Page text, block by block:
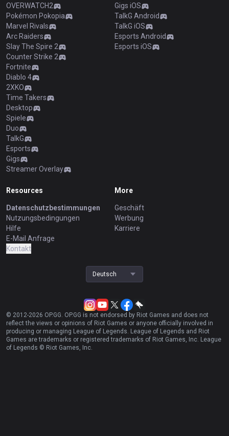
OVERWATCH2
Pokémon Pokopia
Marvel Rivals
Arc Raiders
Slay The Spire 2
Counter Strike 2
Fortnite
Diablo 4
2XKO
Time Takers
Desktop
Spiele
Duo
TalkG
Esports
Gigs
Streamer Overlay
Gigs iOS
TalkG Android
TalkG iOS
Esports Android
Esports iOS
Resources
Datenschutzbestimmungen
Nutzungsbedingungen
Hilfe
E-Mail Anfrage
Kontakt
More
Geschäft
Werbung
Karriere
Deutsch
© 2012-2026 OP.GG. OP.GG is not endorsed by Riot Games and does not
reflect the views or opinions of Riot Games or anyone officially involved in
producing or managing League of Legends. League of Legends and Riot
Games are trademarks or registered trademarks of Riot Games, Inc. League
of Legends © Riot Games, Inc.